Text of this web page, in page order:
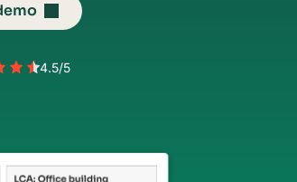
4.5/5